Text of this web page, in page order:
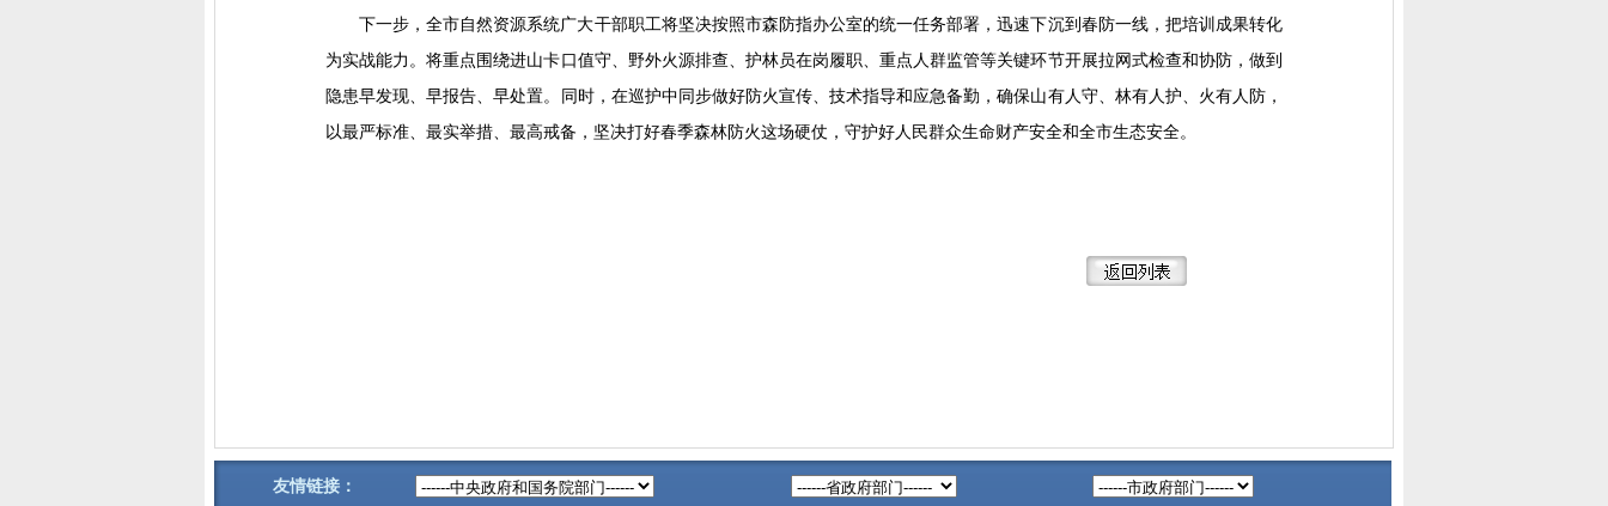
下一步，全市自然资源系统广大干部职工将坚决按照市森防指办公室的统一任务部署，迅速下沉到春防一线，把培训成果转化
为实战能力。将重点围绕进山卡口值守、野外火源排查、护林员在岗履职、重点人群监管等关键环节开展拉网式检查和协防，做到
隐患早发现、早报告、早处置。同时，在巡护中同步做好防火宣传、技术指导和应急备勤，确保山有人守、林有人护、火有人防，
以最严标准、最实举措、最高戒备，坚决打好春季森林防火这场硬仗，守护好人民群众生命财产安全和全市生态安全。
友情链接：